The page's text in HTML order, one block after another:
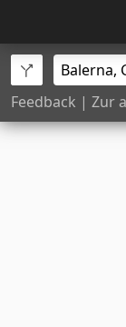
Feedback | Zur